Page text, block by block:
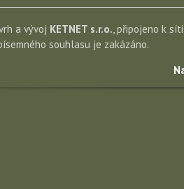
a vývoj KETNET s.r.o. , připojeno k
souhlasu je zakázáno.